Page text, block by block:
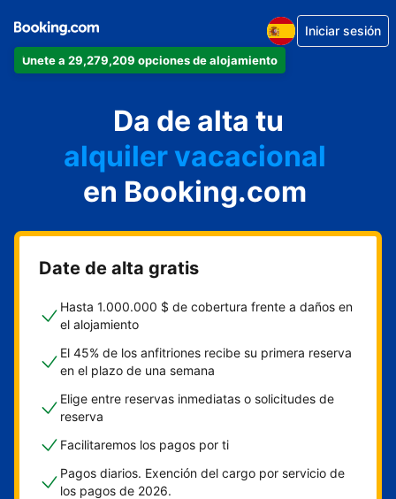
Únete a 29,279,209 opciones de alojamiento
Iniciar sesión
Da de alta tu
apartamento
hotel
alquiler vacacional
hostal o pensión
casa rural
en Booking.com
Date de alta gratis
Hasta 1.000.000 $ de cobertura frente a daños en
el alojamiento
El 45% de los anfitriones recibe su primera reserva
en el plazo de una semana
Elige entre reservas inmediatas o solicitudes de
reserva
Facilitaremos los pagos por ti
Pagos diarios. Exención del cargo por servicio de
los pagos de 2026.